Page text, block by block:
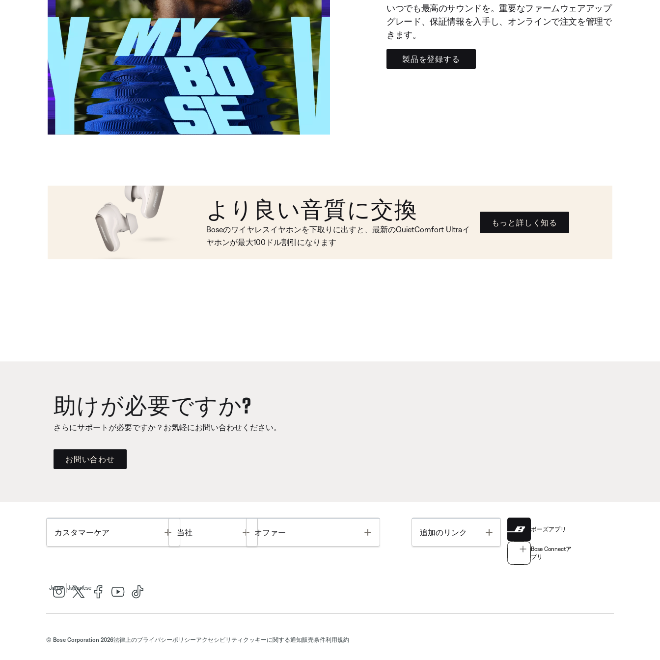
いつでも最高のサウンドを。重要なファームウェアアップ
グレード、保証情報を入手し、オンラインで注文を管理で
きます。
製品を登録する
より良い音質に交換
Boseのワイヤレスイヤホンを下取りに出すと、最新のQuietComfort Ultraイ
ヤホンが最大100ドル割引になります
もっと詳しく知る
助けが必要ですか?
さらにサポートが必要ですか？お気軽にお問い合わせください。
お問い合わせ
カスタマーケア Toggle
当社 Toggle
オファー Toggle 追加のリンク Toggle ボーズアプリ
Bose Connectア
プリ
Japan Japanese
© Bose Corporation 2026法律上のプライバシーポリシーアクセシビリティ クッキーに関する通知販売条件利用規約